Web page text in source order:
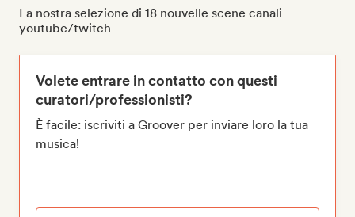
La nostra selezione di 18 nouvelle scene canali
youtube/twitch
Volete entrare in contatto con questi
curatori/professionisti?
È facile: iscriviti a Groover per inviare loro la tua
musica!